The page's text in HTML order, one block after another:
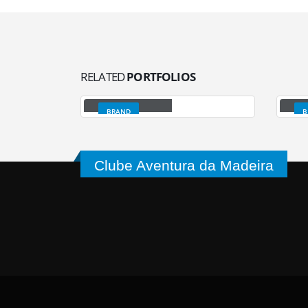
RELATEDPORTFOLIOS
BRAND
Clube Aventura da Madeira